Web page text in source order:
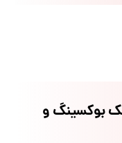
بوکسینگ و